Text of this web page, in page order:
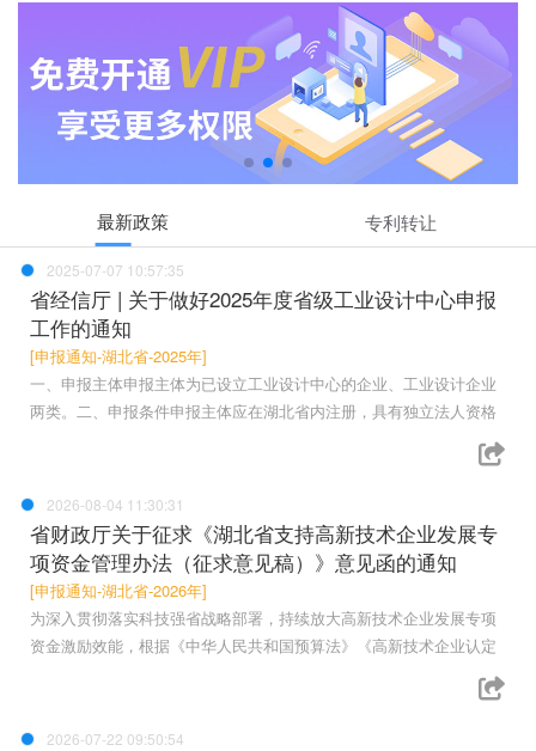
最新政策 专利转让
2025-07-07 10:57:35
省经信厅 | 关于做好2025年度省级工业设计中心申报
工作的通知
[申报通知-湖北省-2025年]
一、申报主体申报主体为已设立工业设计中心的企业、工业设计企业
两类。二、申报条件申报主体应在湖北省内注册，具有独立法人资格
2026-08-04 11:30:31
省财政厅关于征求《湖北省支持高新技术企业发展专
项资金管理办法（征求意见稿）》意见函的通知
[申报通知-湖北省-2026年]
为深入贯彻落实科技强省战略部署，持续放大高新技术企业发展专项
资金激励效能，根据《中华人民共和国预算法》《高新技术企业认定
2026-07-22 09:50:54